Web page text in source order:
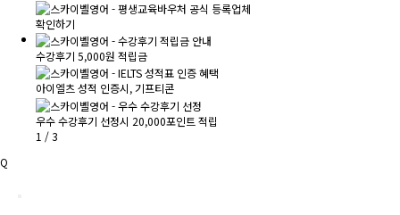
확인하기
수강후기 5,000원 적립금
아이엘츠 성적 인증시, 기프티콘
우수 수강후기 선정시 20,000포인트 적립
1 /3
Q